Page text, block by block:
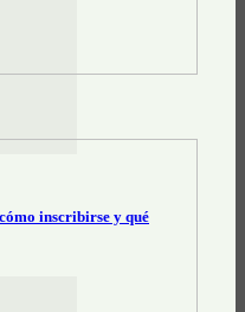
inscribirse y qué